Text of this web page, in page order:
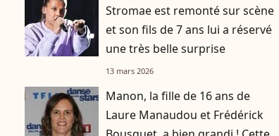
Stromae est remonté sur scène
et son fils de 7 ans lui a réservé
une très belle surprise
13 mars 2026
Manon, la fille de 16 ans de
Laure Manaudou et Frédérick